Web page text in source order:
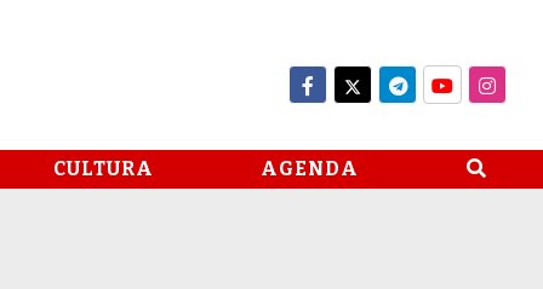
CULTURA AGENDA